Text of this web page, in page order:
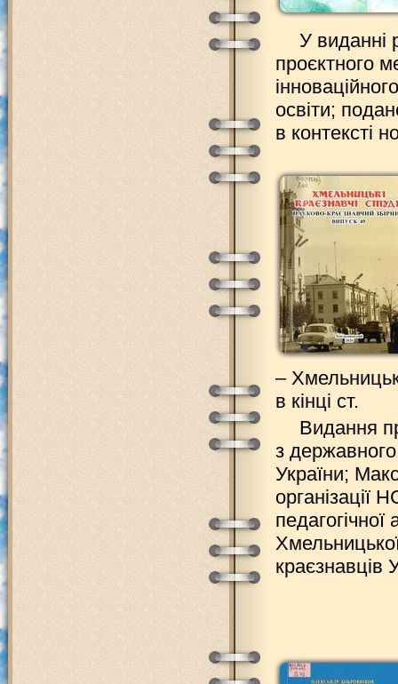
У виданні
проєктного
освіти;
в контексті
–
в кінці ст.
Видання
з
України;
організації
Хмельницької
краєзнавців